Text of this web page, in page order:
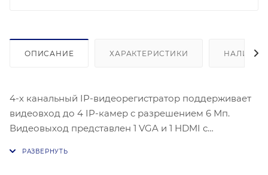
ОПИСАНИЕ ХАРАКТЕРИСТИКИ НАЛИЧИЕ
4-х канальный IP-видеорегистратор поддерживает
видеовход до 4 IP-камер с разрешением 6 Мп.
Видеовыход представлен 1 VGA и 1 HDMI с